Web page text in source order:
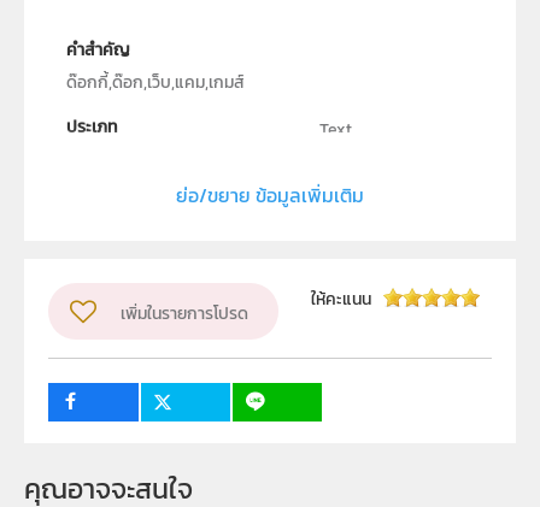
คำสำคัญ
ด๊อกกี้,ด๊อก,เว็บ,แคม,เกมส์
ประเภท
Text
สถาบันเทคโนโลยีนานาชาติ สิรินธร มหาวิทยาลัยธรรมศาสตร์
นาย นวพล เชาวนะปัญจะ,นาย พีร โชติมนัส,นางสาว มาริสา
จันทร์วีนุกูล
ระดับชั้น
ม.4, ม.5, ม.6
กลุ่มเป้าหมาย
ย่อ/ขยาย ข้อมูลเพิ่มเติม
เพิ่มในรายการโปรด
ให้คะแนน
คุณอาจจะสนใจ